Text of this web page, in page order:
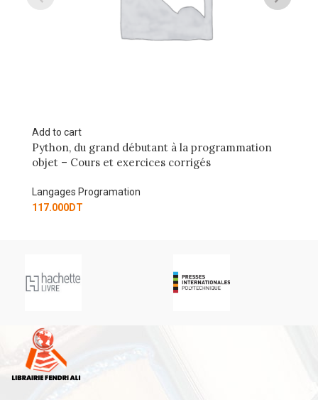
programmation
Python pour le lycée – Promenons-
maths !
Langages Programation